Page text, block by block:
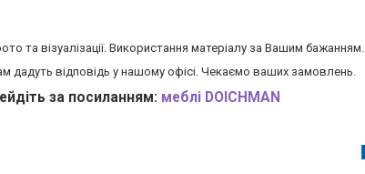
та візуалізації. Використання матеріалу за Вашим бажанням.
дадуть відповідь у нашому офісі. Чекаємо ваших замовлень.
за посиланням: меблі DOICHMAN